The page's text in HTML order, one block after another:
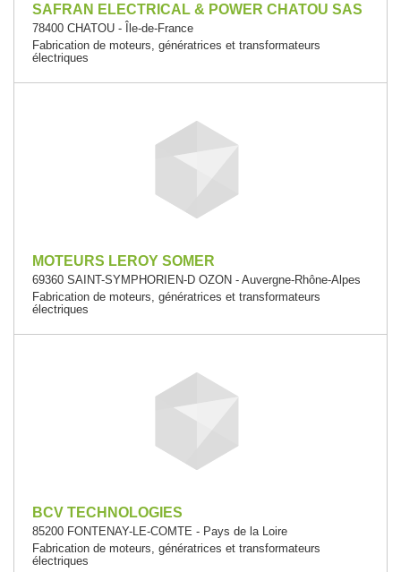
SAFRAN ELECTRICAL & POWER CHATOU SAS
78400 CHATOU - Île-de-France
Fabrication de moteurs, génératrices et transformateurs
électriques
MOTEURS LEROY SOMER
69360 SAINT-SYMPHORIEN-D OZON - Auvergne-Rhône-Alpes
Fabrication de moteurs, génératrices et transformateurs
électriques
BCV TECHNOLOGIES
85200 FONTENAY-LE-COMTE - Pays de la Loire
Fabrication de moteurs, génératrices et transformateurs
électriques